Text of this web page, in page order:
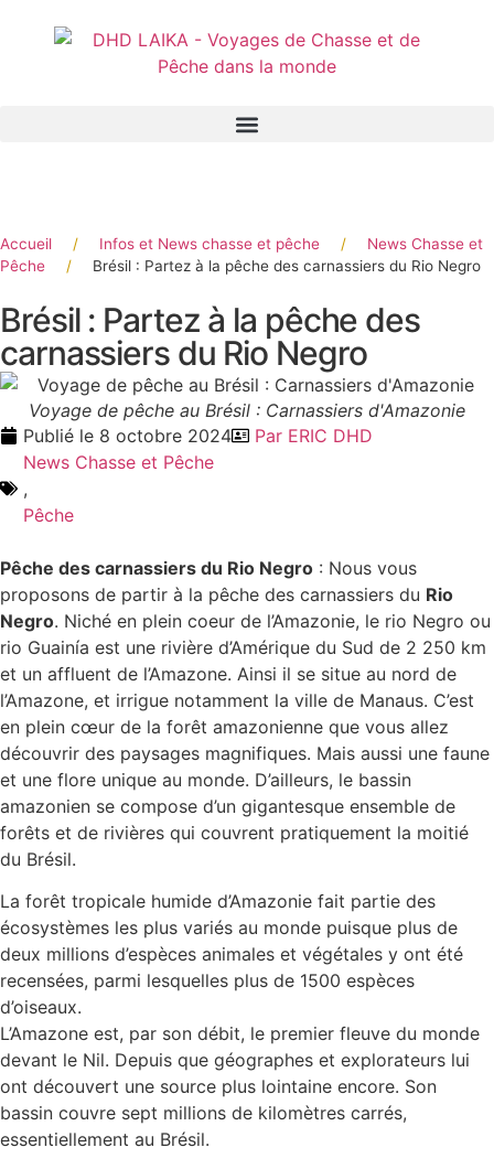
Accueil / Infos et News chasse et pêche /
News Chasse et
Pêche
/ Brésil : Partez à la pêche des carnassiers du Rio Negro
Brésil : Partez à la pêche des
carnassiers du Rio Negro
Voyage de pêche au Brésil : Carnassiers d'Amazonie
Publié le 8 octobre 2024 Par ERIC DHD
News Chasse et Pêche
,
Pêche
Pêche des carnassiers du Rio Negro : Nous vous
proposons de partir à la pêche des carnassiers du Rio
Negro. Niché en plein coeur de l’Amazonie, le rio Negro ou
rio Guainía est une rivière d’Amérique du Sud de 2 250 km
et un affluent de l’Amazone. Ainsi il se situe au nord de
l’Amazone, et irrigue notamment la ville de Manaus. C’est
en plein cœur de la forêt amazonienne que vous allez
découvrir des paysages magnifiques. Mais aussi une faune
et une flore unique au monde. D’ailleurs, le bassin
amazonien se compose d’un gigantesque ensemble de
forêts et de rivières qui couvrent pratiquement la moitié
du Brésil.
La forêt tropicale humide d’Amazonie fait partie des
écosystèmes les plus variés au monde puisque plus de
deux millions d’espèces animales et végétales y ont été
recensées, parmi lesquelles plus de 1500 espèces
d’oiseaux.
L’Amazone est, par son débit, le premier fleuve du monde
devant le Nil. Depuis que géographes et explorateurs lui
ont découvert une source plus lointaine encore. Son
bassin couvre sept millions de kilomètres carrés,
essentiellement au Brésil.